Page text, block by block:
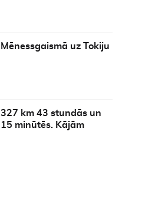
Mēnessgaismā uz Tokiju
327 km 43 stundās un
15 minūtēs. Kājām